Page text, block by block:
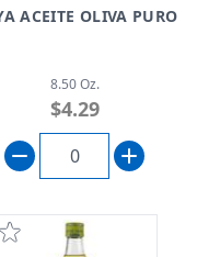
ACEITE OLIVA PURO
8.50 Oz.
$4.29